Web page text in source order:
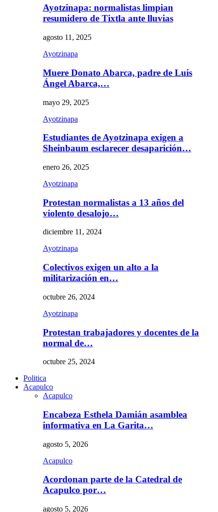
Ayotzinapa: normalistas limpian
resumidero de Tixtla ante lluvias
agosto 11, 2025
Ayotzinapa
Muere Donato Abarca, padre de Luis
Ángel Abarca,…
mayo 29, 2025
Ayotzinapa
Estudiantes de Ayotzinapa exigen a
Sheinbaum esclarecer desaparición…
enero 26, 2025
Ayotzinapa
Protestan normalistas a 13 años del
violento desalojo…
diciembre 11, 2024
Ayotzinapa
Colectivos exigen un alto a la
militarización en…
octubre 26, 2024
Ayotzinapa
Protestan trabajadores y docentes de la
normal de…
octubre 25, 2024
Politica
Acapulco
Acapulco
Encabeza Esthela Damián asamblea
informativa en La Garita…
agosto 5, 2026
Acapulco
Acordonan parte de la Catedral de
Acapulco por…
agosto 5, 2026